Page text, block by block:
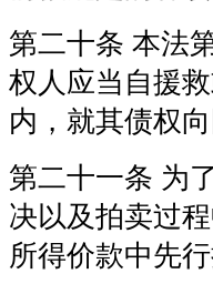
第二十条 本法
权人应当自援
内，就其债权
第二十一条 为
决以及拍卖过
所得价款中先行